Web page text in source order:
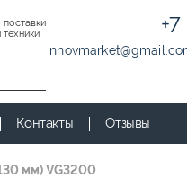
мм) VG3200
техники
nnovmarket@
Контакты Отзывы